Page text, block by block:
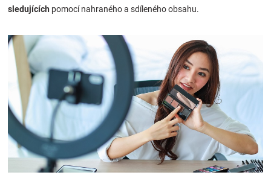
pro
děti
Těhotenské
oblečení
sledujících pomocí nahraného a sdíleného obsahu.